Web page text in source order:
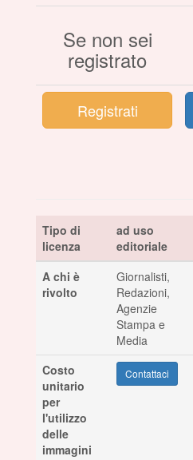
Se non sei
registrato
Registrati
Tipo di
licenza
ad uso
editoriale
A chi è
rivolto
Giornalisti,
Redazioni,
Agenzie
Stampa e
Media
Costo
unitario
per
l'utilizzo
delle
immagini
Contattaci